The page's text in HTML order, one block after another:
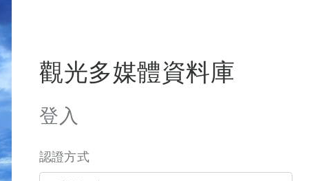
觀光多媒體資料庫
登入
認證方式